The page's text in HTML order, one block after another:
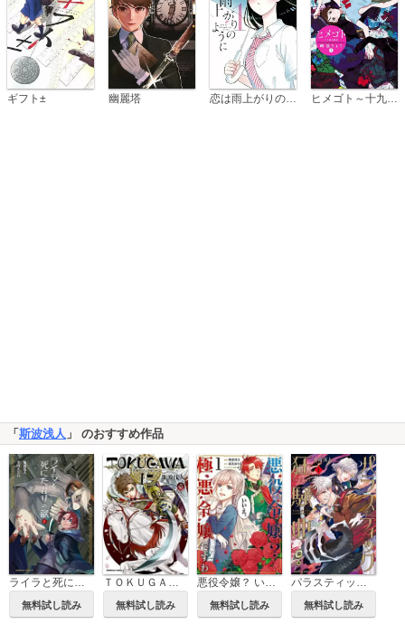
ギフト± 幽麗塔 ヒメゴト～十九歳の制服～
「斯波浅人 」 のおすすめ作品
無料試し読み 無料試し読み
悪役令嬢？ いいえ、極悪令嬢ですわ
無料試し読み
パラスティック狂騒曲
無料試し読み